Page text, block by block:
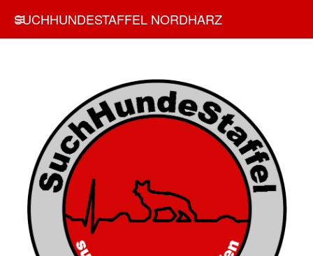
SUCHHUNDESTAFFEL NORDHARZ